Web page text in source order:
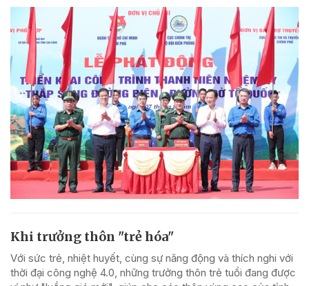
Khi trưởng thôn "trẻ hóa"
Với sức trẻ, nhiệt huyết, cùng sự năng động và thích nghi với
thời đại công nghệ 4.0, những trưởng thôn trẻ tuổi đang được